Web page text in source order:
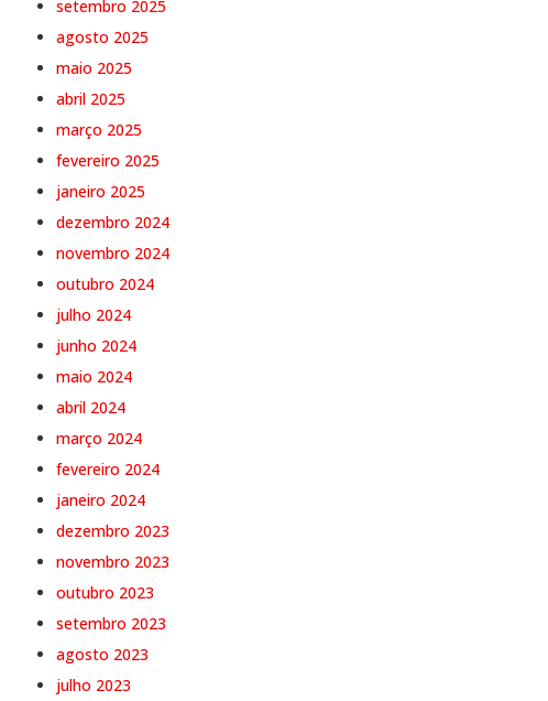
setembro 2025
agosto 2025
maio 2025
abril 2025
março 2025
fevereiro 2025
janeiro 2025
dezembro 2024
novembro 2024
outubro 2024
julho 2024
junho 2024
maio 2024
abril 2024
março 2024
fevereiro 2024
janeiro 2024
dezembro 2023
novembro 2023
outubro 2023
setembro 2023
agosto 2023
julho 2023